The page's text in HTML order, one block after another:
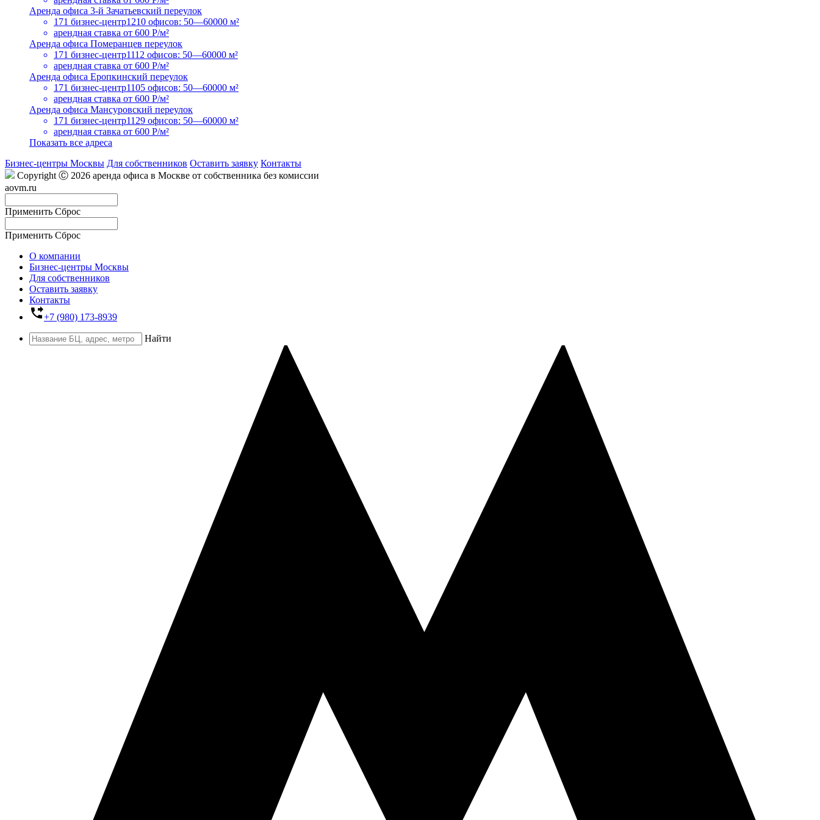
Аренда офиса 3-й Зачатьевский переулок
171 бизнес-центр1210 офисов: 50—60000 м²
арендная ставка от 600 Р/м²
Аренда офиса Померанцев переулок
171 бизнес-центр1112 офисов: 50—60000 м²
арендная ставка от 600 Р/м²
Аренда офиса Еропкинский переулок
171 бизнес-центр1105 офисов: 50—60000 м²
арендная ставка от 600 Р/м²
Аренда офиса Мансуровский переулок
171 бизнес-центр1129 офисов: 50—60000 м²
арендная ставка от 600 Р/м²
Показать все адреса
Бизнес-центры Москвы Для собственников Оставить заявку Контакты
Copyright Ⓒ 2026 аренда офиса в Москве от собственника без комиссии
aovm.ru
Применить Сброс
Применить Сброс
О компании
Бизнес-центры Москвы
Для собственников
Оставить заявку
Контакты
phone_forwarded+7 (980) 173-8939
Найти